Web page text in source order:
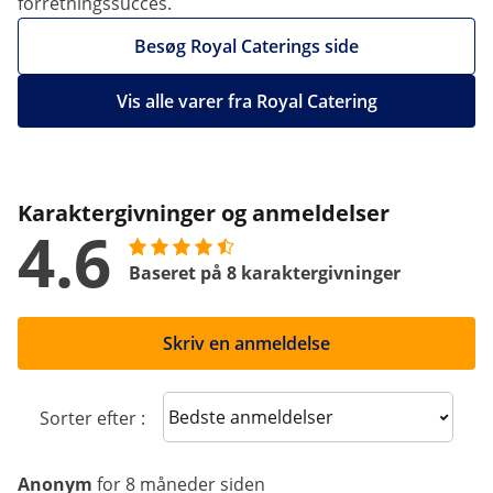
Besøg Royal Caterings side
Vis alle varer fra Royal Catering
Karaktergivninger og anmeldelser
4.6 Baseret på 8 karaktergivninger
Skriv en anmeldelse
Sorter efter : Sort reviews
Anonym for 8 måneder siden